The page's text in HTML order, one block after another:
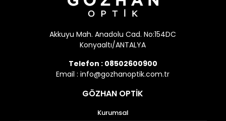
Akkuyu Mah. Anadolu Cad. No:154DC
Konyaaltı/ANTALYA
Telefon : 08502600900
Email :info@gozhanoptik.com.tr
GÖZHAN OPTİK
Kurumsal